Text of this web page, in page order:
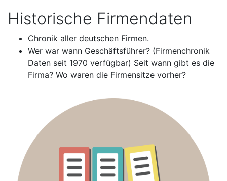
Historische Firmendaten
Chronik aller deutschen Firmen.
Wer war wann Geschäftsführer? (Firmenchronik
Daten seit 1970 verfügbar) Seit wann gibt es die
Firma? Wo waren die Firmensitze vorher?